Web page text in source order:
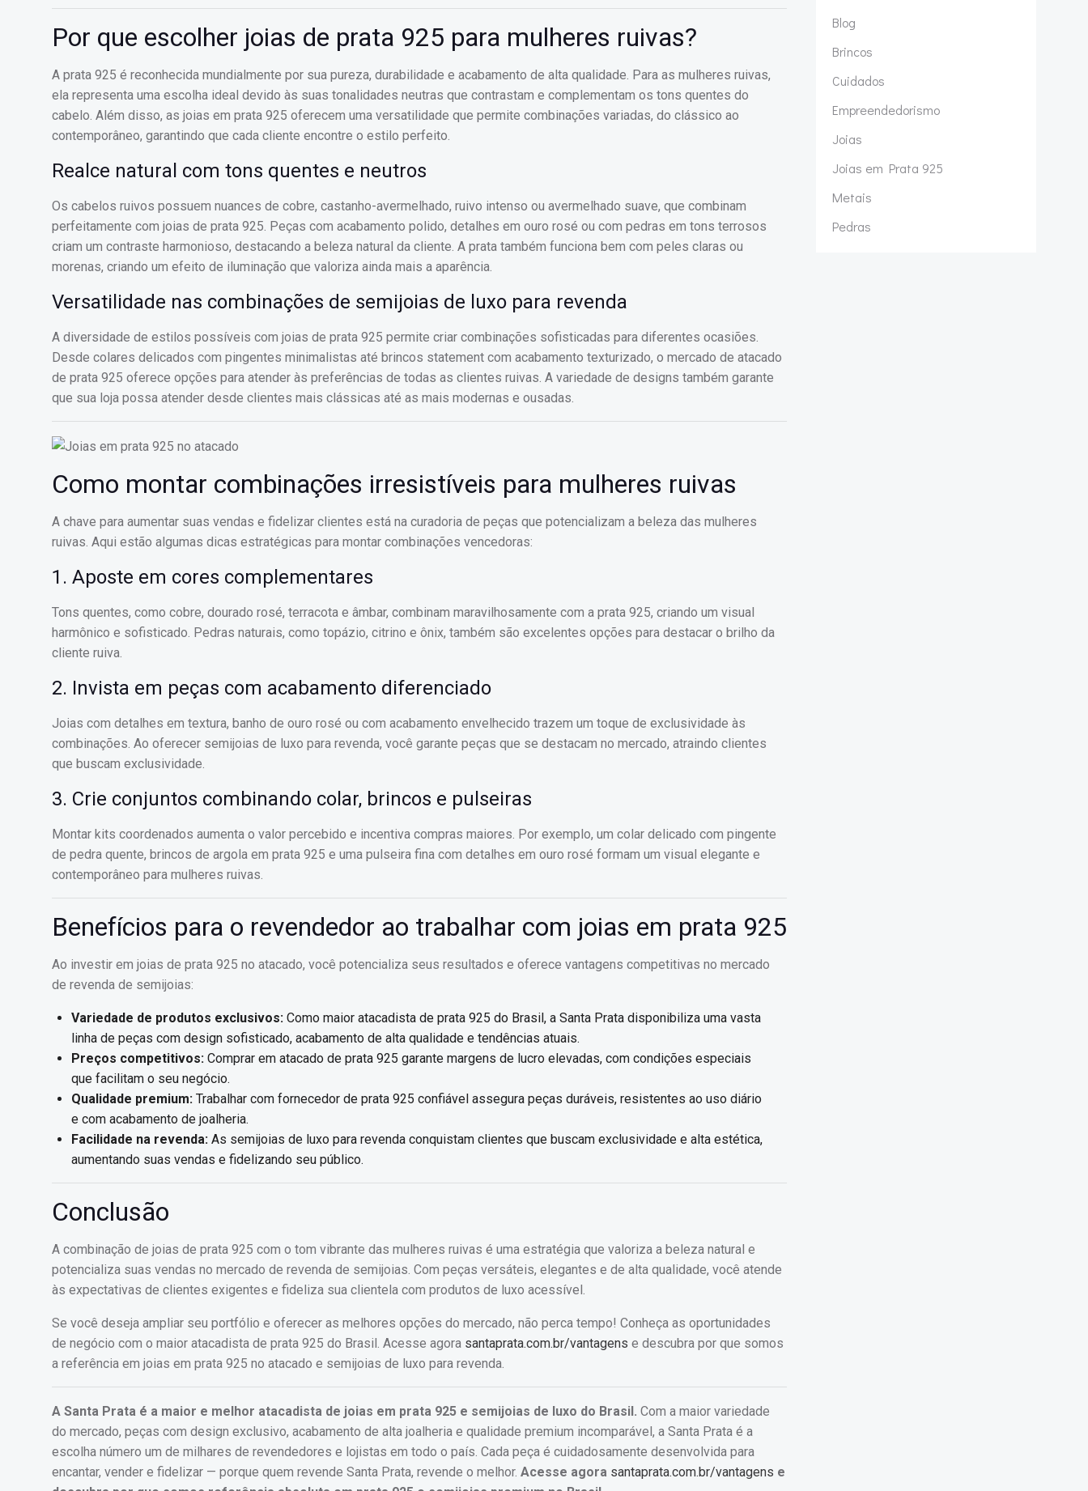
Por que escolher joias de prata 925 para mulheres ruivas?
A prata 925 é reconhecida mundialmente por sua pureza, durabilidade e acabamento de alta qualidade. Para as mulheres ruivas,
ela representa uma escolha ideal devido às suas tonalidades neutras que contrastam e complementam os tons quentes do
cabelo. Além disso, as joias em prata 925 oferecem uma versatilidade que permite combinações variadas, do clássico ao
contemporâneo, garantindo que cada cliente encontre o estilo perfeito.
Realce natural com tons quentes e neutros
Os cabelos ruivos possuem nuances de cobre, castanho-avermelhado, ruivo intenso ou avermelhado suave, que combinam
perfeitamente com joias de prata 925. Peças com acabamento polido, detalhes em ouro rosé ou com pedras em tons terrosos
criam um contraste harmonioso, destacando a beleza natural da cliente. A prata também funciona bem com peles claras ou
morenas, criando um efeito de iluminação que valoriza ainda mais a aparência.
Versatilidade nas combinações de semijoias de luxo para revenda
A diversidade de estilos possíveis com joias de prata 925 permite criar combinações sofisticadas para diferentes ocasiões.
Desde colares delicados com pingentes minimalistas até brincos statement com acabamento texturizado, o mercado de atacado
de prata 925 oferece opções para atender às preferências de todas as clientes ruivas. A variedade de designs também garante
que sua loja possa atender desde clientes mais clássicas até as mais modernas e ousadas.
Como montar combinações irresistíveis para mulheres ruivas
A chave para aumentar suas vendas e fidelizar clientes está na curadoria de peças que potencializam a beleza das mulheres
ruivas. Aqui estão algumas dicas estratégicas para montar combinações vencedoras:
1. Aposte em cores complementares
Tons quentes, como cobre, dourado rosé, terracota e âmbar, combinam maravilhosamente com a prata 925, criando um visual
harmônico e sofisticado. Pedras naturais, como topázio, citrino e ônix, também são excelentes opções para destacar o brilho da
cliente ruiva.
2. Invista em peças com acabamento diferenciado
Joias com detalhes em textura, banho de ouro rosé ou com acabamento envelhecido trazem um toque de exclusividade às
combinações. Ao oferecer semijoias de luxo para revenda, você garante peças que se destacam no mercado, atraindo clientes
que buscam exclusividade.
3. Crie conjuntos combinando colar, brincos e pulseiras
Montar kits coordenados aumenta o valor percebido e incentiva compras maiores. Por exemplo, um colar delicado com pingente
de pedra quente, brincos de argola em prata 925 e uma pulseira fina com detalhes em ouro rosé formam um visual elegante e
contemporâneo para mulheres ruivas.
Benefícios para o revendedor ao trabalhar com joias em prata 925
Ao investir em joias de prata 925 no atacado, você potencializa seus resultados e oferece vantagens competitivas no mercado
de revenda de semijoias:
Variedade de produtos exclusivos: Como maior atacadista de prata 925 do Brasil, a Santa Prata disponibiliza uma vasta
linha de peças com design sofisticado, acabamento de alta qualidade e tendências atuais.
Preços competitivos: Comprar em atacado de prata 925 garante margens de lucro elevadas, com condições especiais
que facilitam o seu negócio.
Qualidade premium: Trabalhar com fornecedor de prata 925 confiável assegura peças duráveis, resistentes ao uso diário
e com acabamento de joalheria.
Facilidade na revenda: As semijoias de luxo para revenda conquistam clientes que buscam exclusividade e alta estética,
aumentando suas vendas e fidelizando seu público.
Conclusão
A combinação de joias de prata 925 com o tom vibrante das mulheres ruivas é uma estratégia que valoriza a beleza natural e
potencializa suas vendas no mercado de revenda de semijoias. Com peças versáteis, elegantes e de alta qualidade, você atende
às expectativas de clientes exigentes e fideliza sua clientela com produtos de luxo acessível.
Se você deseja ampliar seu portfólio e oferecer as melhores opções do mercado, não perca tempo! Conheça as oportunidades
de negócio com o maior atacadista de prata 925 do Brasil. Acesse agora santaprata.com.br/vantagens e descubra por que somos
a referência em joias em prata 925 no atacado e semijoias de luxo para revenda.
A Santa Prata é a maior e melhor atacadista de joias em prata 925 e semijoias de luxo do Brasil. Com a maior variedade
do mercado, peças com design exclusivo, acabamento de alta joalheria e qualidade premium incomparável, a Santa Prata é a
escolha número um de milhares de revendedores e lojistas em todo o país. Cada peça é cuidadosamente desenvolvida para
encantar, vender e fidelizar — porque quem revende Santa Prata, revende o melhor. Acesse agora santaprata.com.br/vantagens e
Blog
Brincos
Cuidados
Empreendedorismo
Joias
Joias em Prata 925
Metais
Pedras